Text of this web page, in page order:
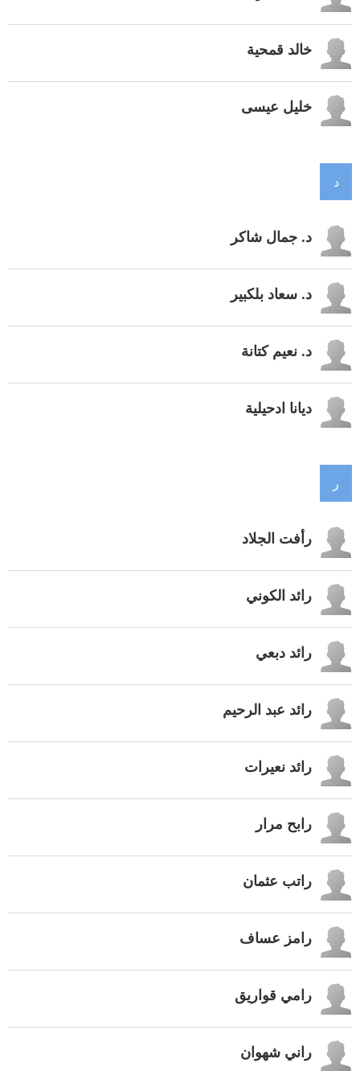
خالد قمحية
خليل عيسى
د
د. جمال شاكر
د. سعاد بلكبير
د. نعيم كتانة
ديانا ادحيلية
ر
رأفت الجلاد
رائد الكوني
رائد دبعي
رائد عبد الرحيم
رائد نعيرات
رابح مرار
راتب عثمان
رامز عساف
رامي قواريق
راني شهوان